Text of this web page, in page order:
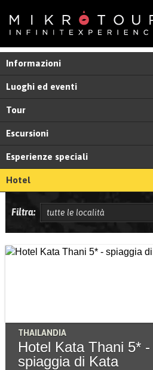
Informazioni
Luoghi ed eventi
Tour
Escursioni
Esperienze speciali
Hotel
Filtra:
THAILANDIA
Hotel Kata Thani 5* -
spiaggia di Kata